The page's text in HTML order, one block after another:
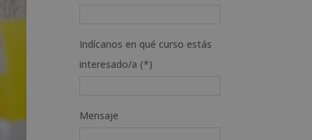
Indícanos en qué curso estás
interesado/a (*)
Mensaje